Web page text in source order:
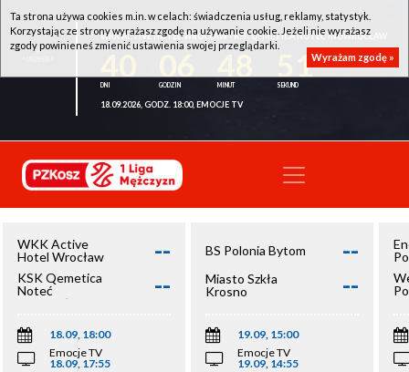
WKK ACTIVE HOTEL WROCŁAW - KSK QEMETICA NOTEĆ INOWROCŁAW
51
18.09.2026, GODZ. 18:00, EMOCJE TV
WKK Active
Hotel Wrocław
--
KSK Qemetica
Noteć
Inowrocław
--
18.09, 18:00
Emocje TV
18.09, 17:55
BS Polonia Bytom --
Miasto Szkła
Krosno
--
19.09, 15:00
Emocje TV
19.09, 14:55
Ta strona używa cookies m.in. w celach: świadczenia usług, reklamy, statystyk.
Korzystając ze strony wyrażasz zgodę na używanie cookie. Jeżeli nie wyrażasz
zgody powinieneś zmienić ustawienia swojej przeglądarki.
Wyrażam zgodę »